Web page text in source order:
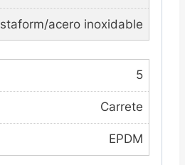
acero inoxidable
5
Carrete
EPDM